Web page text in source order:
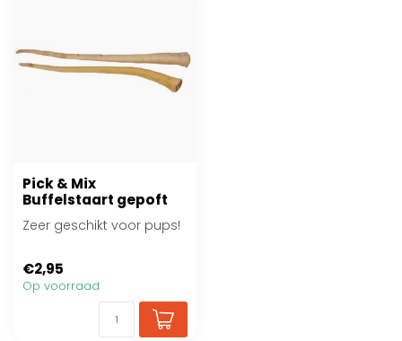
Pick & Mix
Buffelstaart gepoft
Zeer geschikt voor pups!
€2,95
Op voorraad